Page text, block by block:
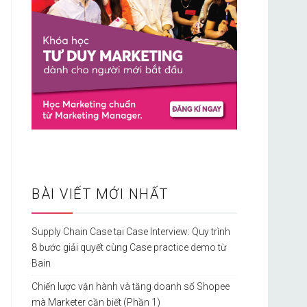
BÀI VIẾT MỚI NHẤT
Supply Chain Case tại Case Interview: Quy trình
8 bước giải quyết cùng Case practice demo từ
Bain
Chiến lược vận hành và tăng doanh số Shopee
mà Marketer cần biết (Phần 1)